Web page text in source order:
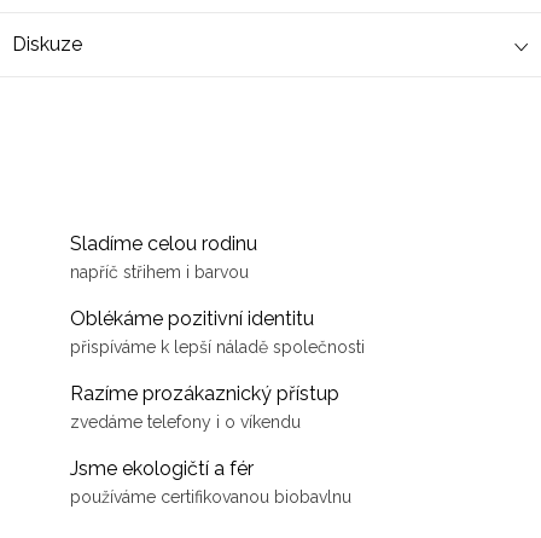
Diskuze
Sladíme celou rodinu
napříč střihem i barvou
Oblékáme pozitivní identitu
přispíváme k lepší náladě společnosti
Razíme prozákaznický přístup
zvedáme telefony i o víkendu
Jsme ekologičtí a fér
používáme certifikovanou biobavlnu